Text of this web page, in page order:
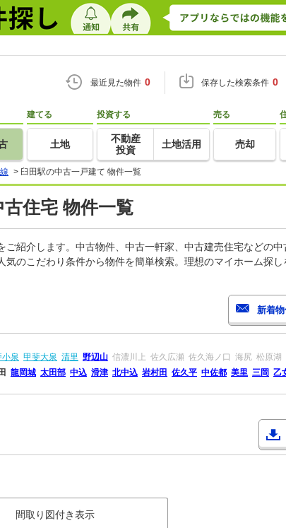
最近見た物件 0 保存した検索条件 0
建てる
土地
投資する
不動産
投資
土地活用
売る
売却
> 臼田駅の中古一戸建て 物件一覧
住宅 物件一覧
紹介します。中古物件、中古一軒家、中古建売住宅などの
のこだわり条件から物件を簡単検索。理想のマイホーム探
小泉 甲斐大泉 清里 野辺山 信濃川上 佐久広瀬 佐久海ノ口 海尻 松原湖
龍岡城 太田部 中込 滑津 北中込 岩村田 佐久平 中佐都 美里 三岡 乙
間取り図付き表示